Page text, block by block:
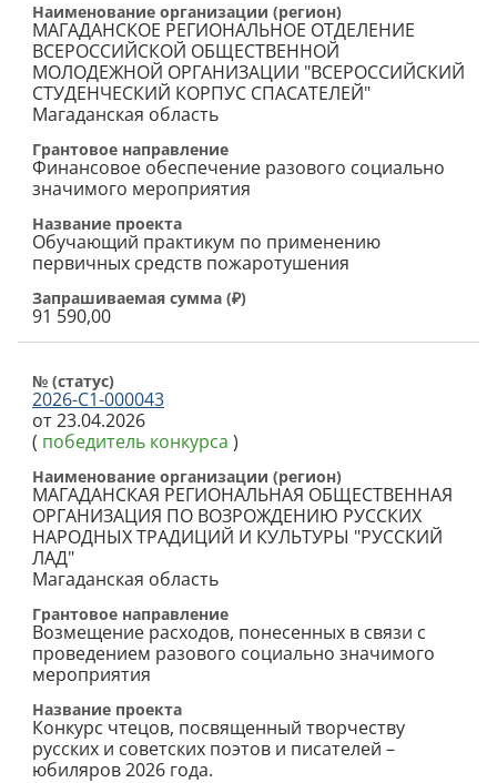
Наименование организации (регион)
МАГАДАНСКОЕ РЕГИОНАЛЬНОЕ ОТДЕЛЕНИЕ
ВСЕРОССИЙСКОЙ ОБЩЕСТВЕННОЙ
МОЛОДЕЖНОЙ ОРГАНИЗАЦИИ "ВСЕРОССИЙСКИЙ
СТУДЕНЧЕСКИЙ КОРПУС СПАСАТЕЛЕЙ"
Магаданская область
Грантовое направление
Финансовое обеспечение разового социально
значимого мероприятия
Название проекта
Обучающий практикум по применению
первичных средств пожаротушения
Запрашиваемая сумма (₽)
91 590,00
№ (cтатус)
2026-С1-000043
от 23.04.2026
( победитель конкурса )
Наименование организации (регион)
МАГАДАНСКАЯ РЕГИОНАЛЬНАЯ ОБЩЕСТВЕННАЯ
ОРГАНИЗАЦИЯ ПО ВОЗРОЖДЕНИЮ РУССКИХ
НАРОДНЫХ ТРАДИЦИЙ И КУЛЬТУРЫ "РУССКИЙ
ЛАД"
Магаданская область
Грантовое направление
Возмещение расходов, понесенных в связи с
проведением разового социально значимого
мероприятия
Название проекта
Конкурс чтецов, посвященный творчеству
русских и советских поэтов и писателей –
юбиляров 2026 года.